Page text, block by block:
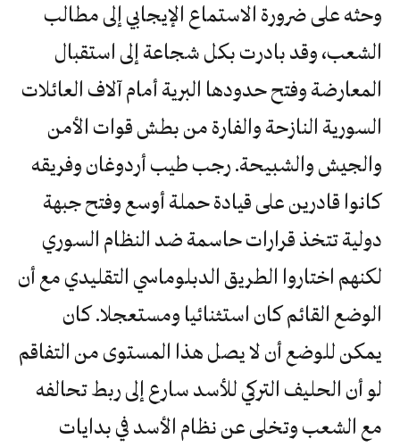
وحثه على ضرورة الاستماع الإيجابي إلى مطالب
الشعب، وقد بادرت بكل شجاعة إلى استقبال
المعارضة وفتح حدودها البرية أمام آلاف العائلات
السورية النازحة والفارة من بطش قوات الأمن
والجيش والشبيحة. رجب طيب أردوغان وفريقه
كانوا قادرين على قيادة حملة أوسع وفتح جبهة
دولية تتخذ قرارات حاسمة ضد النظام السوري
لكنهم اختاروا الطريق الدبلوماسي التقليدي مع أن
الوضع القائم كان استثنائيا ومستعجلا. كان
يمكن للوضع أن لا يصل هذا المستوى من التفاقم
لو أن الحليف التركي للأسد سارع إلى ربط تحالفه
مع الشعب وتخلى عن نظام الأسد في بدايات